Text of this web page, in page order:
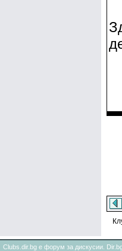
Clubs.dir.bg е форум за дискусии.